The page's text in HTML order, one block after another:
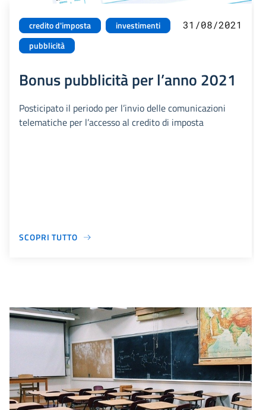
credito d'imposta
investimenti
pubblicità
31/08/2021
Bonus pubblicità per l’anno 2021
Posticipato il periodo per l’invio delle comunicazioni
telematiche per l’accesso al credito di imposta
SCOPRI TUTTO